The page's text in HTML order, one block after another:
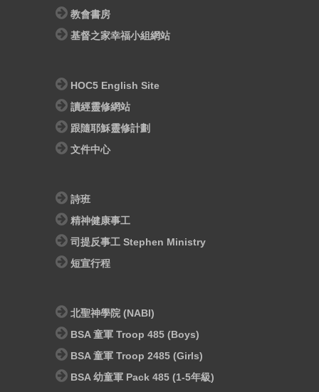
教會書房
基督之家幸福小組網站
HOC5 English Site
讀經靈修網站
跟隨耶穌靈修計劃
文件中心
詩班
精神健康事工
司提反事工 Stephen Ministry
短宣行程
北聖神學院 (NABI)
BSA 童軍 Troop 485 (Boys)
BSA 童軍 Troop 2485 (Girls)
BSA 幼童軍 Pack 485 (1-5年級)